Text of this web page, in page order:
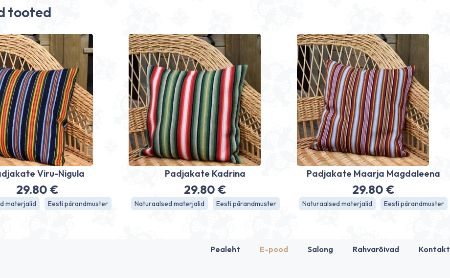
tooted
Viru-Nigula
29.80 €
materjalid Eesti pärandmuster
Padjakate Kadrina
29.80€
Naturaalsed materjalid Eesti pärandmuster
Padjakate Maarja Magdaleena
29.80 €
Naturaalsed materjalid Eesti pärandmuster
Pealeht E-pood Salong Rahvarõivad Kontakt